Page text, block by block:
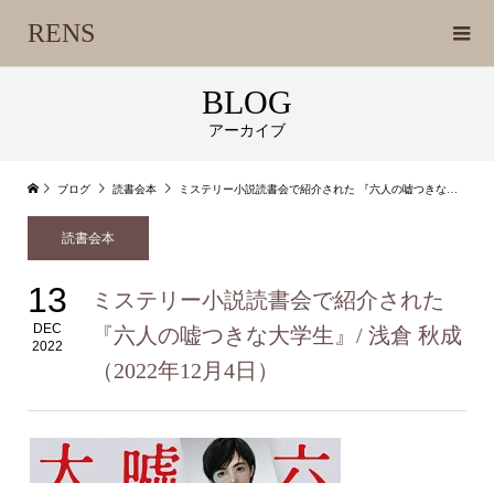
RENS
BLOG
アーカイブ
ブログ 読書会本 ミステリー小説読書会で紹介された 『六人の嘘つきな大学生』/ 浅倉 秋成（2022年12月4日）
読書会本
13
DEC
2022
ミステリー小説読書会で紹介された
『六人の嘘つきな大学生』/ 浅倉 秋成
（2022年12月4日）